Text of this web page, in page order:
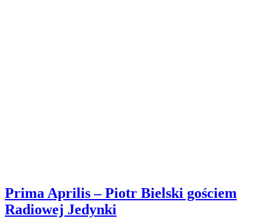
Prima Aprilis – Piotr Bielski gościem
Radiowej Jedynki